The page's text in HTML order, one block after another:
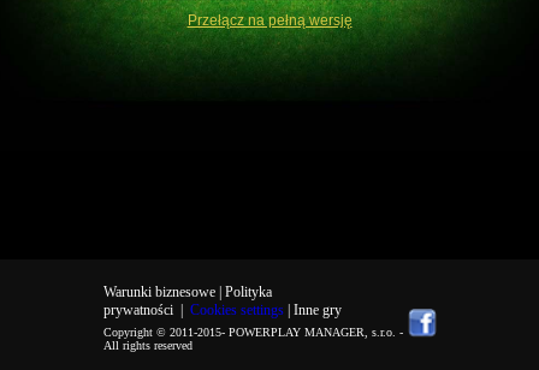
Przełącz na pełną wersję
Warunki biznesowe | Polityka
prywatności| Cookies settings | Inne gry
Copyright © 2011-2015- POWERPLAY MANAGER, s.r.o. -
All rights reserved